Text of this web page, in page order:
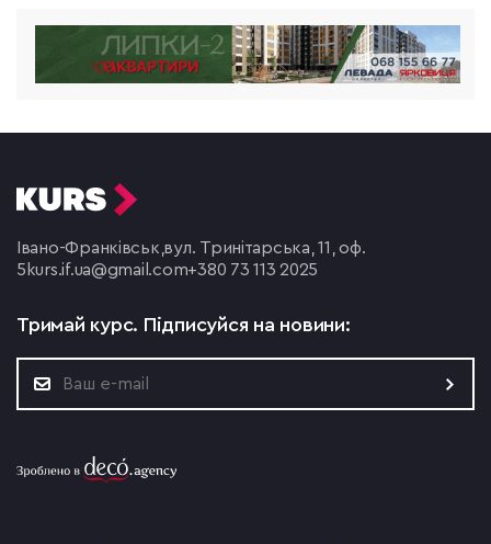
Івано-Франківськ,вул. Тринітарська, 11, оф.
5 kurs.if.ua@gmail.com+380 73 113 2025
Тримай курс. Підписуйся на новини: